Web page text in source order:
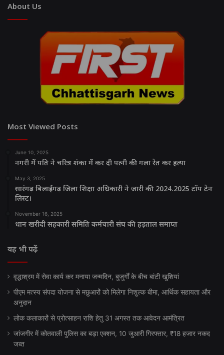
About Us
Most Viewed Posts
June 10, 2025
नगरी में पति ने चरित्र शंका में कर दी पत्नी की गला रेत कर हत्या
May 3, 2025
सारंगढ़ बिलाईगढ़ जिला शिक्षा अधिकारी ने जारी की 2024.2025 टॉप टेन
लिस्ट।
November 16, 2025
धान खरीदी सहकारी समिति कर्मचारी संघ की हड़ताल समाप्त
यह भी पढ़ें
वृद्धाश्रम में सेवा कार्य कर मनाया जन्मदिन, बुजुर्गों के बीच बांटी खुशियां
पीएम मत्स्य संपदा योजना से मछुआरों को मिलेगा निशुल्क बीमा, आर्थिक सहायता और
अनुदान
लोक कलाकारों से प्रोत्साहन राशि हेतु 31 अगस्त तक आवेदन आमंत्रित
जांजगीर में कोतवाली पुलिस का बड़ा एक्शन, 10 जुआरी गिरफ्तार, ₹18 हजार नकद
जब्त